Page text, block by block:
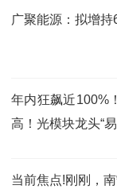
广聚能源：拟增
年内狂飙近100%
高！光模块龙头“
当前焦点!刚刚，